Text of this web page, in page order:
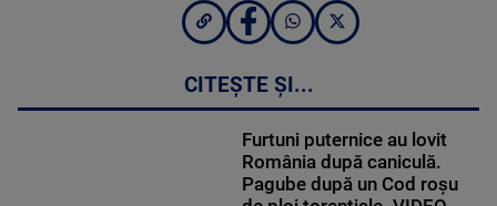
CITEȘTE ȘI...
Furtuni puternice au lovit
România după caniculă.
Pagube după un Cod roşu